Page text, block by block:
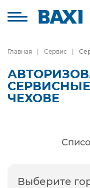
Главная Сервис
ЧЕХОВЕ
Выберите